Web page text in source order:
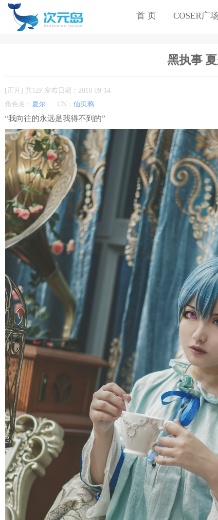
首 页 COSER广
黑执事
[正片] 共12P 发布日期：2018-09-14
角色名： 夏尔 CN： 仙贝鸦
“我向往的永远是我得不到的”